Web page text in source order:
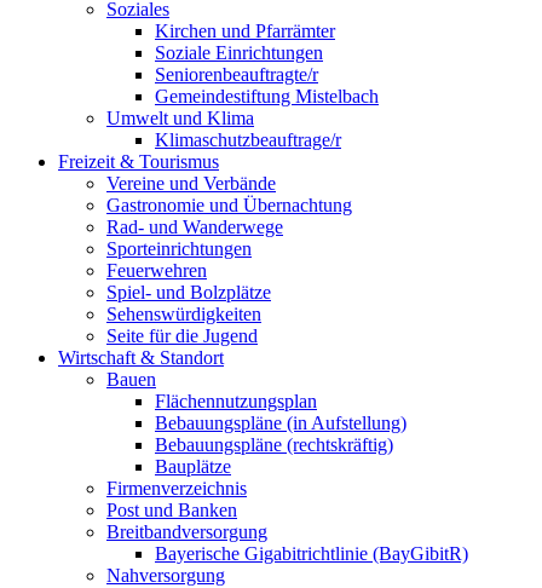
Soziales
Kirchen und Pfarrämter
Soziale Einrichtungen
Seniorenbeauftragte/r
Gemeindestiftung Mistelbach
Umwelt und Klima
Klimaschutzbeauftrage/r
Freizeit & Tourismus
Vereine und Verbände
Gastronomie und Übernachtung
Rad- und Wanderwege
Sporteinrichtungen
Feuerwehren
Spiel- und Bolzplätze
Sehenswürdigkeiten
Seite für die Jugend
Wirtschaft & Standort
Bauen
Flächennutzungsplan
Bebauungspläne (in Aufstellung)
Bebauungspläne (rechtskräftig)
Bauplätze
Firmenverzeichnis
Post und Banken
Breitbandversorgung
Bayerische Gigabitrichtlinie (BayGibitR)
Nahversorgung